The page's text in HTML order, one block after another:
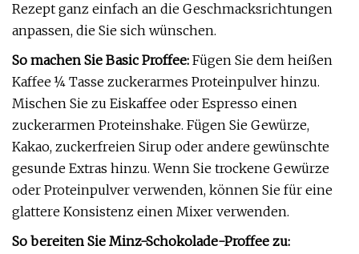
Rezept ganz einfach an die Geschmacksrichtungen
anpassen, die Sie sich wünschen.
So machen Sie Basic Proffee: Fügen Sie dem heißen
Kaffee ¼ Tasse zuckerarmes Proteinpulver hinzu.
Mischen Sie zu Eiskaffee oder Espresso einen
zuckerarmen Proteinshake. Fügen Sie Gewürze,
Kakao, zuckerfreien Sirup oder andere gewünschte
gesunde Extras hinzu. Wenn Sie trockene Gewürze
oder Proteinpulver verwenden, können Sie für eine
glattere Konsistenz einen Mixer verwenden.
So bereiten Sie Minz-Schokolade-Proffee zu: